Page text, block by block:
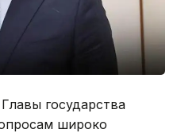
государства
широко